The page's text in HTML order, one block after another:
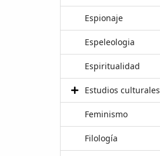
Espionaje
Espeleologia
Espiritualidad
Estudios culturales
Feminismo
Filología